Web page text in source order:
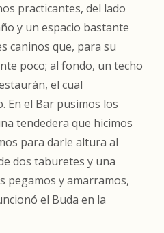
practicantes, del lado
y un espacio bastante
caninos que, para su
poco; al fondo, un techo
el cual
En el Bar pusimos los
tendedera que hicimos
para darle altura al
dos taburetes y una
pegamos y amarramos,
el Buda en la